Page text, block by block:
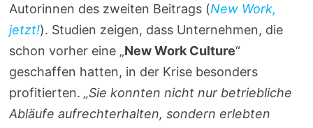
Autorinnen des zweiten Beitrags (New Work,
jetzt!). Studien zeigen, dass Unternehmen, die
schon vorher eine „New Work Culture“
geschaffen hatten, in der Krise besonders
profitierten.„Sie konnten nicht nur betriebliche
Abläufe aufrechterhalten, sondern erlebten